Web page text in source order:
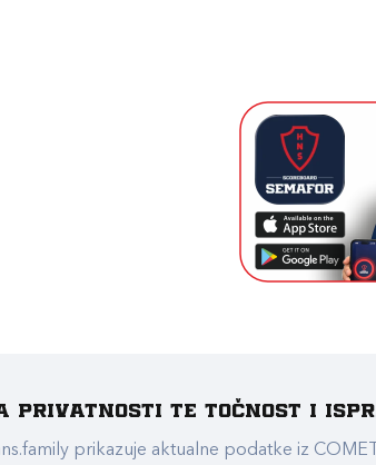
privatnosti te točnost i
prikazuje aktualne podatke iz